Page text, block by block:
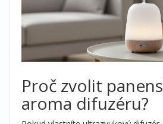
Proč zvolit
aroma difuzéru?